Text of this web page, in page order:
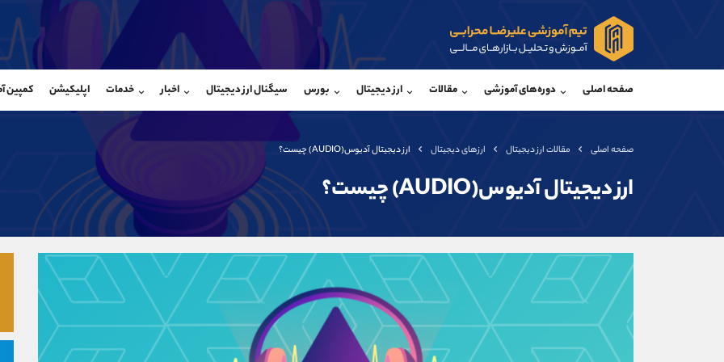
صفحه اصلی دوره‌های آموزشی مقالات ارز دیجیتال بورس سیگنال ارز دیجیتال اخبار خدمات اپلیکیشن کمپین
صفحه اصلی مقالات ارز دیجیتال ارزهای دیجیتال ارز دیجیتال آدیوس(AUDIO) چیست؟
ارز دیجیتال آدیوس(AUDIO) چیست؟
@Armteam_admin_104
@Armteam_admin_33 تلگرام
تلفن
بدون پیش شماره
اینستاگرام
کانال تلگرام
کانال بله